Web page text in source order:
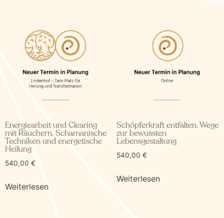
Energiearbeit und Clearing
mit Räuchern. Schamanische
Techniken und energetische
Heilung
540,00 €
Weiterlesen
Schöpferkraft entfalten. Wege
zur bewussten
Lebensgestaltung
540,00 €
Weiterlesen